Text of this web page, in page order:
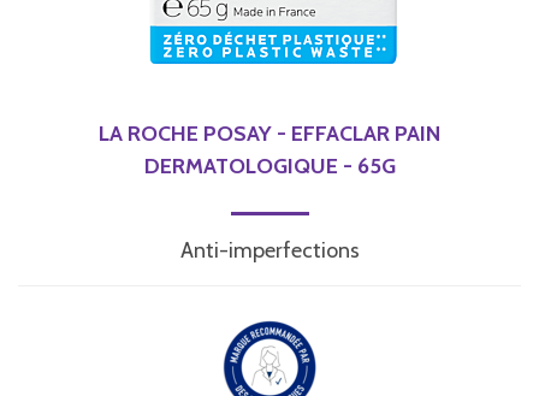
LA ROCHE POSAY - EFFACLAR PAIN
DERMATOLOGIQUE - 65G
Anti-imperfections